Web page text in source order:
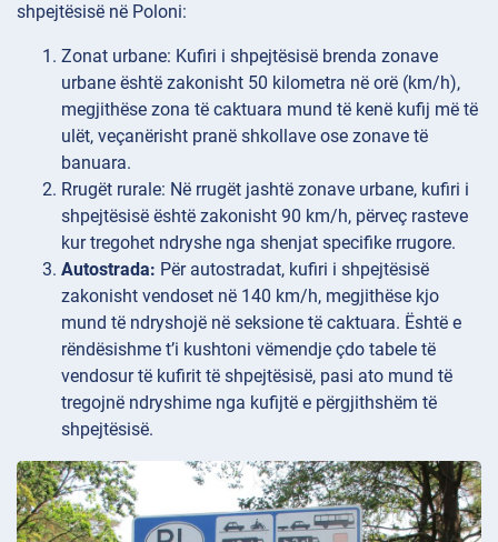
shpejtësisë në Poloni:
Zonat urbane: Kufiri i shpejtësisë brenda zonave
urbane është zakonisht 50 kilometra në orë (km/h),
megjithëse zona të caktuara mund të kenë kufij më të
ulët, veçanërisht pranë shkollave ose zonave të
banuara.
Rrugët rurale: Në rrugët jashtë zonave urbane, kufiri i
shpejtësisë është zakonisht 90 km/h, përveç rasteve
kur tregohet ndryshe nga shenjat specifike rrugore.
Autostrada: Për autostradat, kufiri i shpejtësisë
zakonisht vendoset në 140 km/h, megjithëse kjo
mund të ndryshojë në seksione të caktuara. Është e
rëndësishme t’i kushtoni vëmendje çdo tabele të
vendosur të kufirit të shpejtësisë, pasi ato mund të
tregojnë ndryshime nga kufijtë e përgjithshëm të
shpejtësisë.